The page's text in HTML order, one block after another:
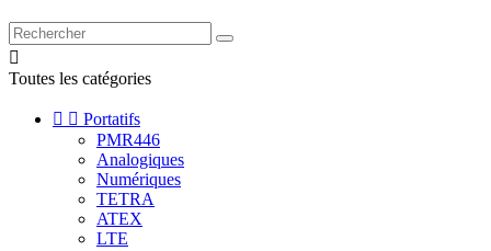

Toutes les catégories
  Portatifs
PMR446
Analogiques
Numériques
TETRA
ATEX
LTE